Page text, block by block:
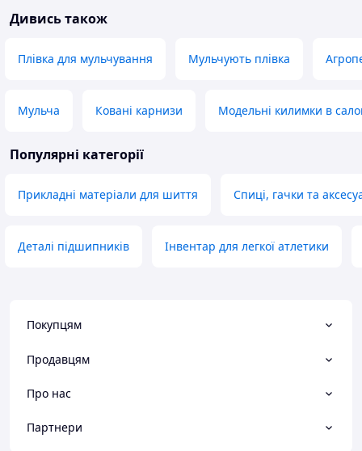
Дивись також
Плівка для мульчування Мульчують плівка
Мульча Ковані карнизи Модельні килимки в
Популярні категорії
Прикладні матеріали для шиття Спиці, гачки та
Деталі підшипників Інвентар для легкої атлетики
Покупцям
Продавцям
Про нас
Партнери